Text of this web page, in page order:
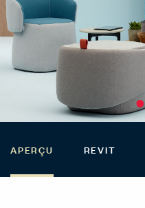
APERÇU REVIT